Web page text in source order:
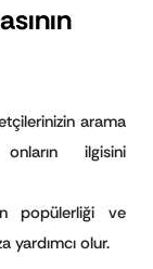
arama
ilgisini
popülerliği ve
yardımcı olur.